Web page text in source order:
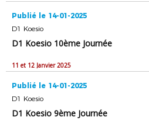
Publié le 14-01-2025
D1 Koesio
D1 Koesio 10ème Journée
11 et 12 Janvier 2025
Publié le 14-01-2025
D1 Koesio
D1 Koesio 9ème Journée